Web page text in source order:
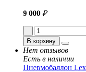
9 000 ₽
В корзину
Нет отзывов
Есть в наличии
Пневмобаллон